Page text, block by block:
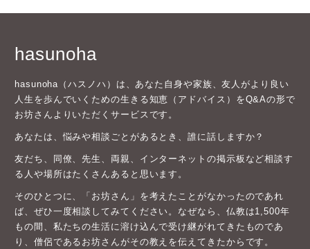
hasunoha
hasunoha（ハスノハ）は、あなた自身や家族、友人がより良い
人生を歩んでいくための生きる知恵（アドバイス）をQ&Aの形で
お坊さんよりいただくサービスです。
あなたは、悩みや相談ごとがあるとき、誰に話しますか？
友だち、同僚、先生、両親、インターネットの掲示板など相談す
る人や場所はたくさんあると思います。
そのひとつに、「お坊さん」を考えたことがなかったのであれ
ば、ぜひ一度相談してみてください。なぜなら、仏教は1,500年
もの間、私たちの生活に溶け込んで受け継がれてきたものであ
り、僧侶であるお坊さんがその教えを伝えてきたからです。